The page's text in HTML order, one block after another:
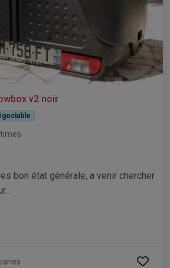
v2 noir
bon état générale, a venir chercher